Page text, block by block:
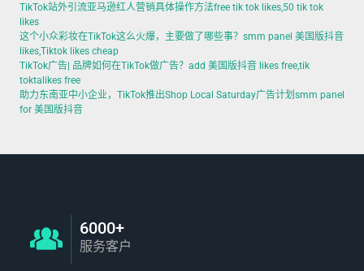
TikTok站外引流亚马逊红人营销具体操作方法free tik tok likes,50 tik tok
likes
这个小众彩妆在TikTok这么火爆，主要做了哪些事？smm panel 美国版抖音
likes,Tiktok likes cheap
TikTok广告| 品牌如何在TikTok做广告？add 美国版抖音 likes free,tik
toktalikes free
助力东南亚中小企业，TikTok推出Shop Local Saturday广告计划smm panel
for 美国版抖音
6000+
服务客户